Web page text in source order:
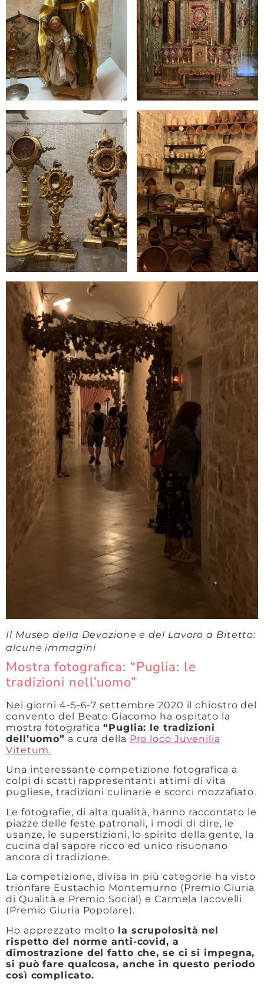
Il Museo della Devozione e del Lavoro a Bitetto:
alcune immagini
Mostra fotografica: “Puglia: le
tradizioni nell’uomo”
Nei giorni 4-5-6-7 settembre 2020 il chiostro del
convento del Beato Giacomo ha ospitato la
mostra fotografica“Puglia: le tradizioni
dell’uomo” a cura della Pro loco Juvenilia
Vitetum.
Una interessante competizione fotografica a
colpi di scatti rappresentanti attimi di vita
pugliese, tradizioni culinarie e scorci mozzafiato.
Le fotografie, di alta qualità, hanno raccontato le
piazze delle feste patronali, i modi di dire, le
usanze, le superstizioni, lo spirito della gente, la
cucina dal sapore ricco ed unico risuonano
ancora di tradizione.
La competizione, divisa in più categorie ha visto
trionfare Eustachio Montemurno (Premio Giuria
di Qualità e Premio Social) e Carmela Iacovelli
(Premio Giuria Popolare).
Ho apprezzato molto la scrupolosità nel
rispetto del norme anti-covid, a
dimostrazione del fatto che, se ci si impegna,
si può fare qualcosa, anche in questo periodo
così complicato.